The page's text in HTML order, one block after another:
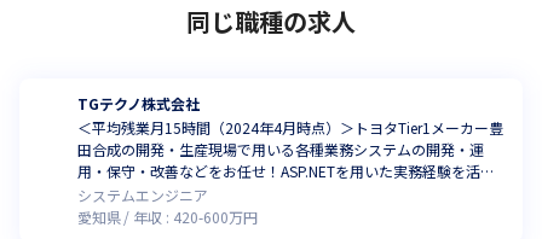
同じ職種の求人
TGテクノ株式会社
＜平均残業月15時間（2024年4月時点）＞トヨタTier1メーカー豊
田合成の開発・生産現場で用いる各種業務システムの開発・運
用・保守・改善などをお任せ！ASP.NETを用いた実務経験を活か
しませんか？
システムエンジニア
愛知県
年収 : 420-600万円